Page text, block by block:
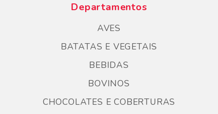
Departamentos
AVES
BATATAS E VEGETAIS
BEBIDAS
BOVINOS
CHOCOLATES E COBERTURAS